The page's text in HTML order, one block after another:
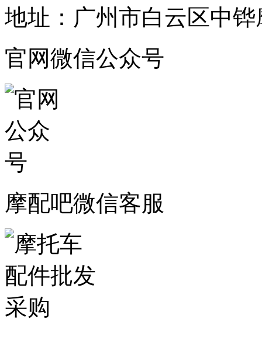
地址：广州市白云区中
官网微信公众号
摩配吧微信客服